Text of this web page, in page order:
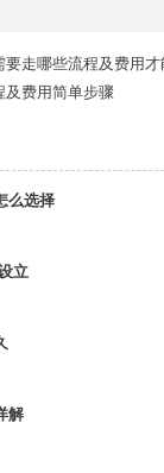
走哪些流程及费用才
及费用简单步骤
么选择
立
解